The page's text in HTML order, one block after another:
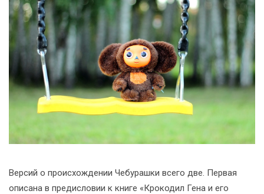
Версий о происхождении Чебурашки всего две. Первая
описана в предисловии к книге «Крокодил Гена и его